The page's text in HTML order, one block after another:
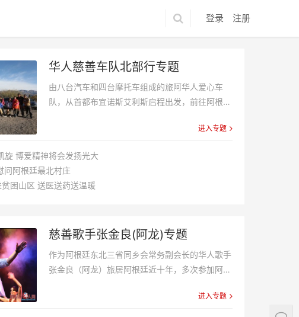
登录 注册
华人慈善车队北部行专题
由八台汽车和四台摩托车组成的旅阿华人爱心车
队，从首都布宜诺斯艾利斯启程出发，前往阿根廷
份，为那里生活在山区的贫困家庭送温暖，体现...
进入专题
旋 博爱精神将会发扬光大
问阿根廷最北村庄
困山区 送医送药送温暖
慈善歌手张金良(阿龙)专题
作为阿根廷东北三省同乡会常务副会长的华人歌手
张金良（阿龙）旅居阿根廷近十年，多次参加阿根
出，在华人群体和阿根廷社会已很有名气。在中国
进入专题